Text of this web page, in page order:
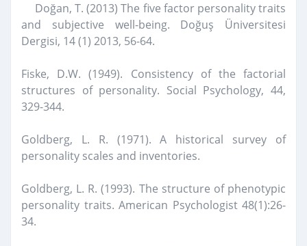
Doğan, T. (2013) The five factor personality traits
and subjective well-being. Doğuş Üniversitesi
Dergisi, 14 (1) 2013, 56-64.
Fiske, D.W. (1949). Consistency of the factorial
structures of personality. Social Psychology, 44,
329-344.
Goldberg, L. R. (1971). A historical survey of
personality scales and inventories.
Goldberg, L. R. (1993). The structure of phenotypic
personality traits. American Psychologist 48(1):26-
34.